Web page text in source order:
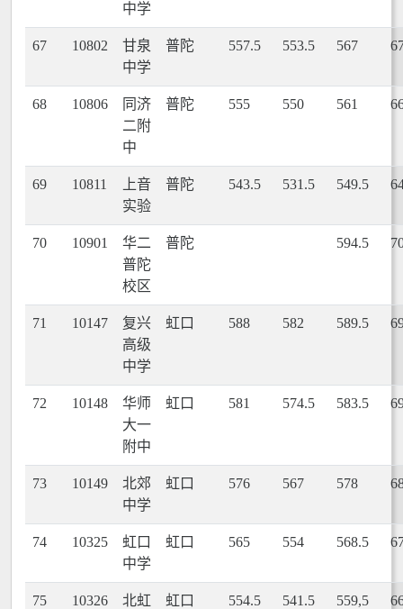
中学
67 10802
甘泉
中学
普陀 557.5 553.5 567
68 10806
同济
二附
中
普陀 555 550 561
69 10811
上音
实验
普陀 543.5 531.5 549.5
70 10901
华二
普陀
校区
普陀 594.5
71 10147
复兴
高级
中学
虹口 588 582 589.5
72 10148
华师
大一
附中
虹口 581 574.5 583.5
73 10149
北郊
中学
虹口 576 567 578
74 10325
虹口
中学
虹口 565 554 568.5
75 10326
北虹
虹口 554.5 541.5 559,5